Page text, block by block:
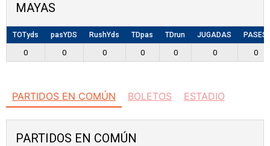
MAYAS
TOTyds pasYDS RushYds TDpas TDrun JUGADAS PASES
0 0 0 0 0 0 0
PARTIDOS EN COMÚN BOLETOS ESTADIO
PARTIDOS EN COMÚN